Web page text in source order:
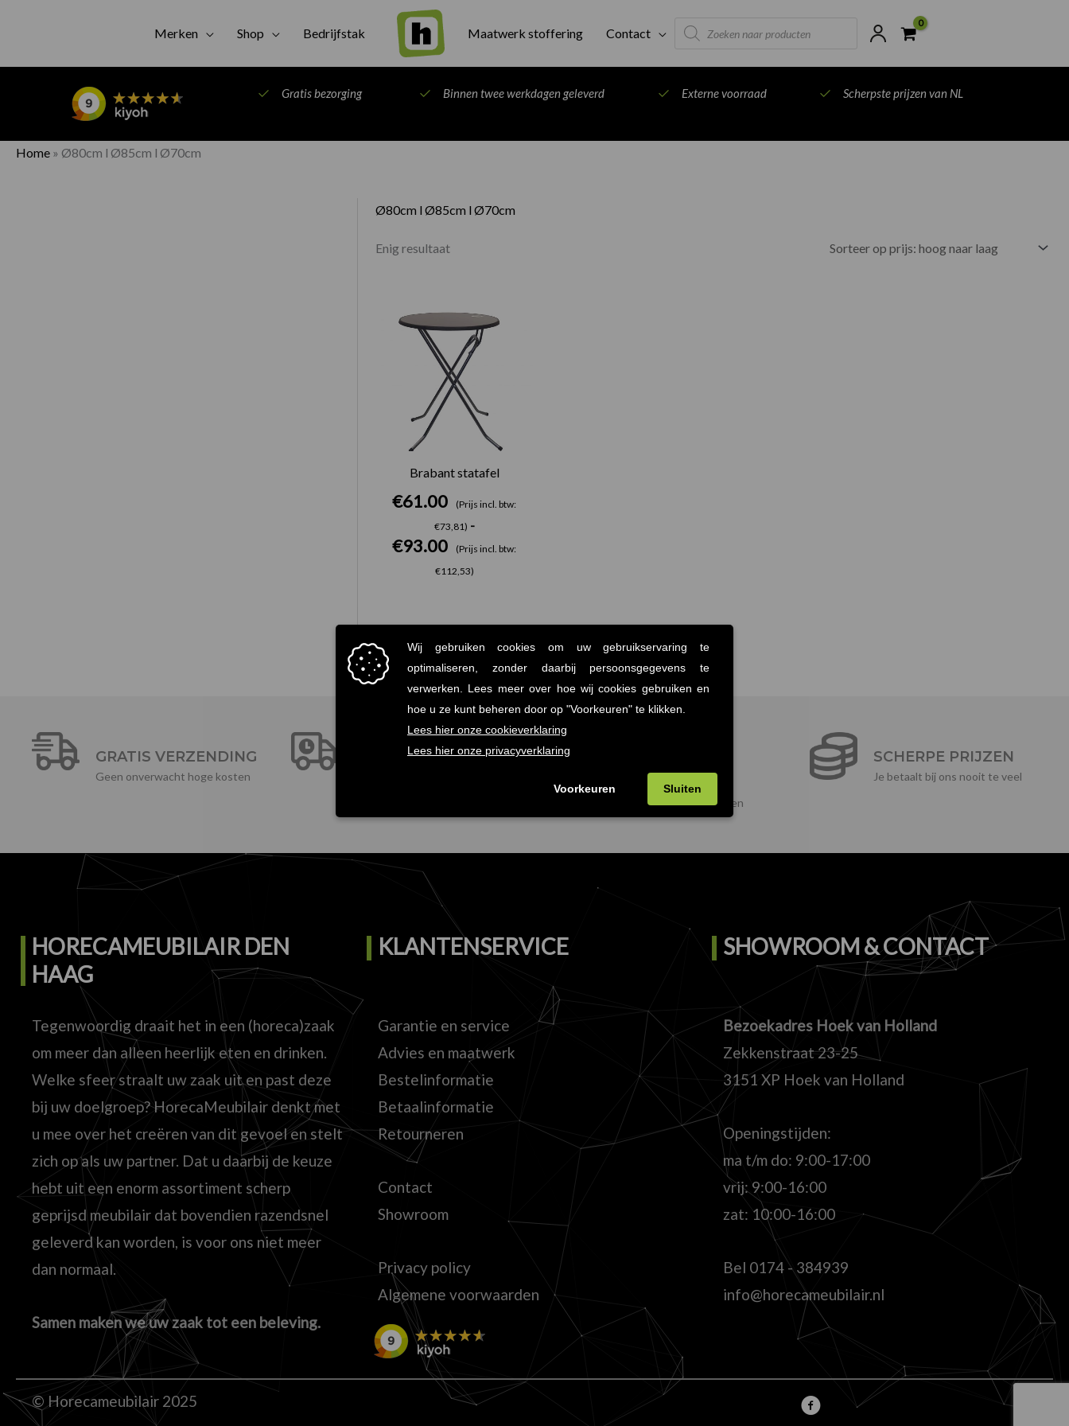
Merken Shop Bedrijfstak Maatwerk stoffering Contact
Products
search
Gratis bezorging Binnen twee werkdagen geleverd Externe voorraad Scherpste prijzen van NL
Home » Ø80cm l Ø85cm l Ø70cm
Ø80cm l Ø85cm l Ø70cm
Enig resultaat
Brabant statafel
€61.00
(Prijs incl. btw:
€73,81) -
€93.00
(Prijs incl. btw:
€112,53)
€61.00
tot
€93.00
GRATIS VERZENDING
Geen onverwacht hoge kosten
SNELLE
VOORRAAD
Meer dan 30.000 artikelen
SCHERPE PRIJZEN
Je betaalt bij ons nooit te veel
HORECAMEUBILAIR DEN
HAAG
Tegenwoordig draait het in een (horeca)zaak
om meer dan alleen heerlijk eten en drinken.
Welke sfeer straalt uw zaak uit en past deze
bij uw doelgroep? HorecaMeubilair denkt met
u mee over het creëren van dit gevoel en stelt
zich op als uw partner. Dat u daarbij de keuze
hebt uit een enorm assortiment scherp
geprijsd meubilair dat bovendien razendsnel
geleverd kan worden, is voor ons niet meer
dan normaal.
Samen maken we uw zaak tot een beleving.
KLANTENSERVICE
Garantie en service
Advies en maatwerk
Bestelinformatie
Betaalinformatie
Retourneren
Contact
Showroom
Privacy policy
Algemene voorwaarden
SHOWROOM & CONTACT
Bezoekadres Hoek van Holland
Zekkenstraat 23-25
3151 XP Hoek van Holland
Openingstijden:
ma t/m do: 9:00-17:00
vrij: 9:00-16:00
zat: 10:00-16:00
Bel 0174 - 384939
info@horecameubilair.nl
© Horecameubilair 2025